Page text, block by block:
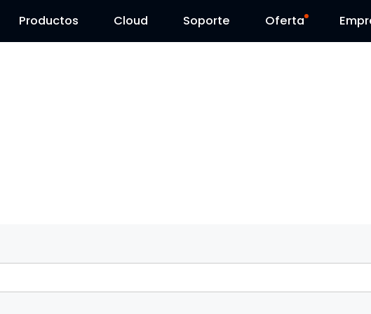
Productos
Cloud
Soporte
Contáctenos Oferta
Día Reolink